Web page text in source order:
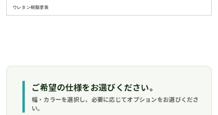
ウレタン樹脂塗装
ご希望の仕様をお選びください。
幅・カラーを選択し、必要に応じてオプションをお選びくださ
い。